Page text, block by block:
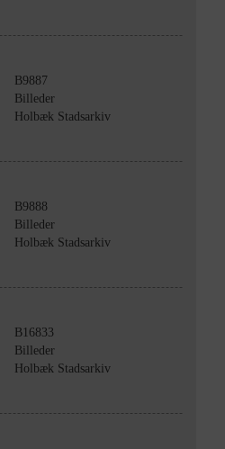
B9887
Billeder
Holbæk Stadsarkiv
B9888
Billeder
Holbæk Stadsarkiv
B16833
Billeder
Holbæk Stadsarkiv